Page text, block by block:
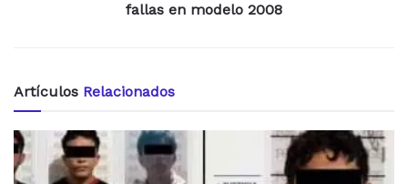
fallas en modelo 2008
Artículos Relacionados